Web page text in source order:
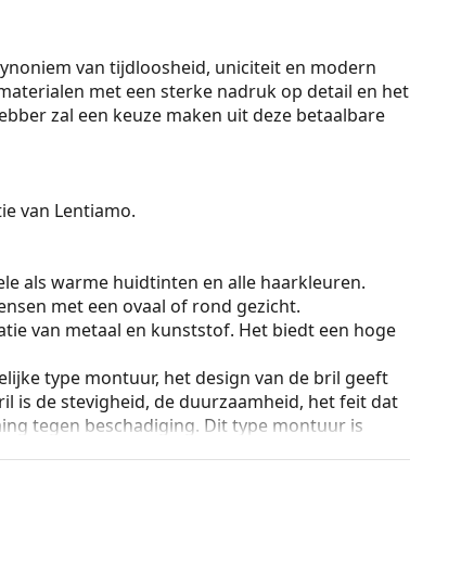
van tijdloosheid, uniciteit en modern
met een sterke nadruk op detail en het
zal een keuze maken uit deze betaalbare
van Lentiamo.
als warme huidtinten en alle haarkleuren.
met een ovaal of rond gezicht.
van metaal en kunststof. Het biedt een hoge
type montuur, het design van de bril geeft
is de stevigheid, de duurzaamheid, het feit dat
tegen beschadiging. Dit type montuur is
van een doekje.